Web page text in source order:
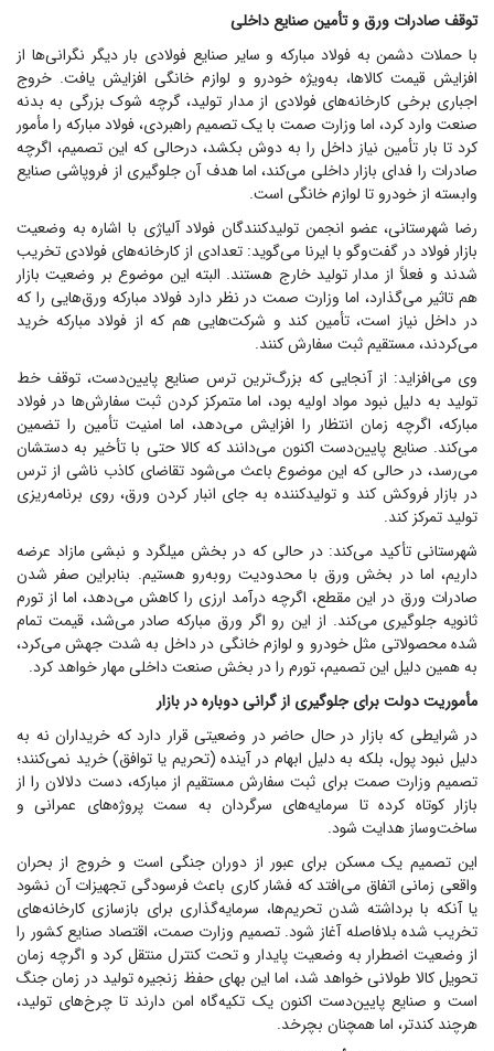
توقف صادرات ورق و تأمین صنایع داخلی
با حملات دشمن به فولاد مبارکه و سایر صنایع فولادی بار دیگر نگرانی‌ها از
افزایش قیمت کالاها، به‌ویژه خودرو و لوازم خانگی افزایش یافت. خروج
اجباری برخی کارخانه‌های فولادی از مدار تولید، گرچه شوک بزرگی به بدنه
صنعت وارد کرد، اما وزارت صمت با یک تصمیم راهبردی، فولاد مبارکه را مأمور
کرد تا بار تأمین نیاز داخل را به دوش بکشد، درحالی که این تصمیم، اگرچه
صادرات را فدای بازار داخلی می‌کند، اما هدف آن جلوگیری از فروپاشی صنایع
وابسته از خودرو تا لوازم خانگی است.
رضا شهرستانی، عضو انجمن تولیدکنندگان فولاد آلیاژی با اشاره به وضعیت
بازار فولاد در گفت‌و‌گو با ایرنا می‌گوید: تعدادی از کارخانه‌های فولادی تخریب
شدند و فعلاً از مدار تولید خارج هستند. البته این موضوع بر وضعیت بازار
هم تاثیر می‌گذارد، اما وزارت صمت در نظر دارد فولاد مبارکه ورق‌هایی را که
در داخل نیاز است، تأمین کند و شرکت‌هایی هم که از فولاد مبارکه خرید
می‌کردند، مستقیم ثبت سفارش کنند.
وی می‌افزاید: از آنجایی که بزرگ‌ترین ترس صنایع پایین‌دست، توقف خط
تولید به دلیل نبود مواد اولیه بود، اما متمرکز کردن ثبت سفارش‌ها در فولاد
مبارکه، اگرچه زمان انتظار را افزایش می‌دهد، اما امنیت تأمین را تضمین
می‌کند. صنایع پایین‌دست اکنون می‌دانند که کالا حتی با تأخیر به دستشان
می‌رسد، در حالی که این موضوع باعث می‌شود تقاضای کاذب ناشی از ترس
در بازار فروکش کند و تولیدکننده به جای انبار کردن ورق، روی برنامه‌ریزی
تولید تمرکز کند.
شهرستانی تأکید می‌کند: در حالی که در بخش میلگرد و نبشی مازاد عرضه
داریم، اما در بخش ورق با محدودیت روبه‌رو هستیم. بنابراین صفر شدن
صادرات ورق در این مقطع، اگرچه درآمد ارزی را کاهش می‌دهد، اما از تورم
ثانویه جلوگیری می‌کند. از این رو اگر ورق مبارکه صادر می‌شد، قیمت تمام
شده محصولاتی مثل خودرو و لوازم خانگی در داخل به شدت جهش می‌کرد،
به همین دلیل این تصمیم، تورم را در بخش صنعت داخلی مهار خواهد کرد.
مأموریت دولت برای جلوگیری از گرانی دوباره در بازار
در شرایطی که بازار در حال حاضر در وضعیتی قرار دارد که خریداران نه به
دلیل نبود پول، بلکه به دلیل ابهام در آینده (تحریم یا توافق) خرید نمی‌کنند؛
تصمیم وزارت صمت برای ثبت سفارش مستقیم از مبارکه، دست دلالان را از
بازار کوتاه کرده تا سرمایه‌های سرگردان به سمت پروژه‌های عمرانی و
ساخت‌وساز هدایت شود.
این تصمیم یک مسکن برای عبور از دوران جنگی است و خروج از بحران
واقعی زمانی اتفاق می‌افتد که فشار کاری باعث فرسودگی تجهیزات آن نشود
یا آنکه با برداشته شدن تحریم‌ها، سرمایه‌گذاری برای بازسازی کارخانه‌های
تخریب شده بلافاصله آغاز شود. تصمیم وزارت صمت، اقتصاد صنایع کشور را
از وضعیت اضطرار به وضعیت پایدار و تحت کنترل منتقل کرد و اگرچه زمان
تحویل کالا طولانی خواهد شد، اما این بهای حفظ زنجیره تولید در زمان جنگ
است و صنایع پایین‌دست اکنون یک تکیه‌گاه امن دارند تا چرخ‌های تولید،
هرچند کندتر، اما همچنان بچرخد.